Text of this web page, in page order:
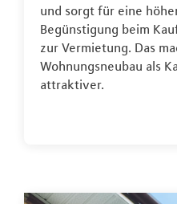
und sorgt für eine
Begünstigung beim
zur Vermietung. Das
Wohnungsneubau als
attraktiver.